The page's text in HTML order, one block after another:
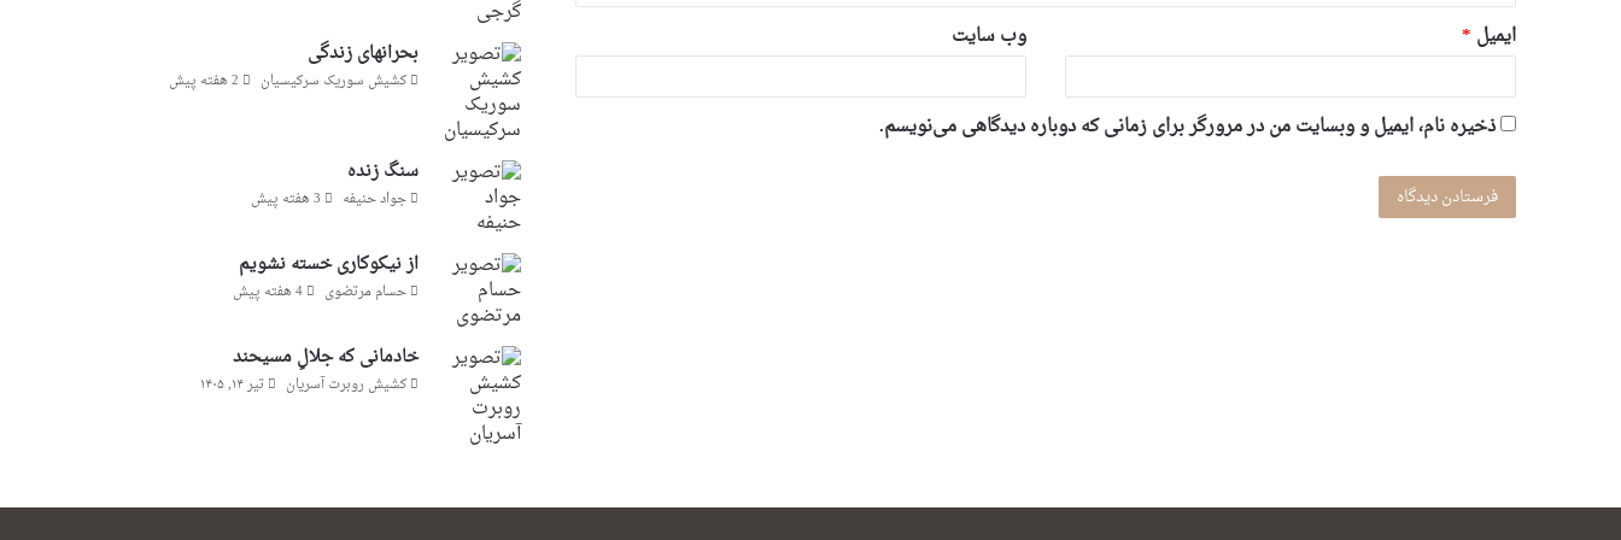
ایمیل * وب‌ سایت
ذخیره نام، ایمیل و وبسایت من در مرورگر برای زمانی که دوباره دیدگاهی می‌نویسم.
بحرانهای زندگی
کشیش سوریک سرکیسیان 2 هفته پیش
سنگ زنده
جواد حنیفه 3 هفته پیش
از نیکوکاری خسته نشویم
حسام مرتضوی 4 هفته پیش
خادمانی که جلالِ مسیحند
کشیش روبرت آسریان تیر ۱۴, ۱۴۰۵